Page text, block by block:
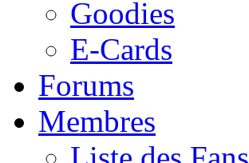
Goodies
E-Cards
Forums
Membres